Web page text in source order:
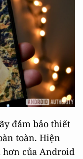
đảm bảo thiết
toàn. Hiện
hơn của Android